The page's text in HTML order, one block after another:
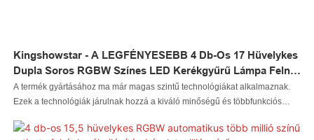
Kingshowstar - A LEGFÉNYESEBB 4 Db-Os 17 Hüvelykes
Dupla Soros RGBW Színes LED Kerékgyűrű Lámpa Felni
Gumiabroncs Világítás Alvázvilágítás Teherautókhoz Fehér
Keréklámpa
A termék gyártásához ma már magas szintű technológiákat alkalmaznak.
Ezek a technológiák járulnak hozzá a kiváló minőségű és többfunkciós
legfényesebb, 4 db-os, 17 hüvelykes, kétsoros RGBW színes LED